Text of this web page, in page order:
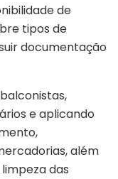
de
tipos de
documentação
e aplicando
além
das